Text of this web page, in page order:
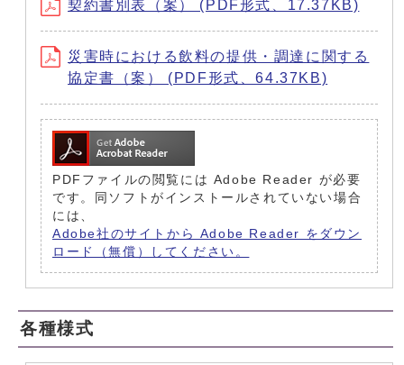
契約書別表（案） (PDF形式、17.37KB)
災害時における飲料の提供・調達に関する
協定書（案） (PDF形式、64.37KB)
PDFファイルの閲覧には Adobe Reader が必要
です。同ソフトがインストールされていない場合
には、
Adobe社のサイトから Adobe Reader をダウン
ロード（無償）してください。
各種様式